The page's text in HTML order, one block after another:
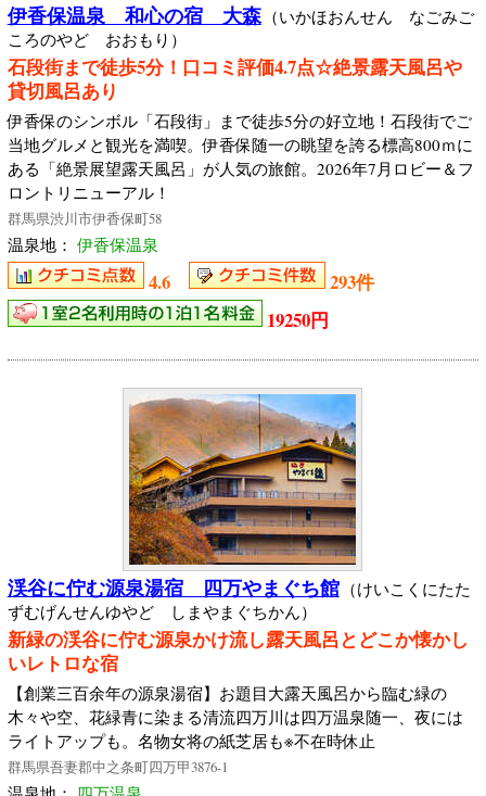
伊香保温泉 和心の宿 大森（いかほおんせん なごみご
ころのやど おおもり）
石段街まで徒歩5分！口コミ評価4.7点☆絶景露天風呂や
貸切風呂あり
伊香保のシンボル「石段街」まで徒歩5分の好立地！石段街でご
当地グルメと観光を満喫。伊香保随一の眺望を誇る標高800ｍに
ある「絶景展望露天風呂」が人気の旅館。2026年7月ロビー＆フ
ロントリニューアル！
群馬県渋川市伊香保町58
温泉地： 伊香保温泉
4.6
293件
19250円
渓谷に佇む源泉湯宿 四万やまぐち館 （けいこくにたた
ずむげんせんゆやど しまやまぐちかん）
新緑の渓谷に佇む源泉かけ流し露天風呂とどこか懐かし
いレトロな宿
【創業三百余年の源泉湯宿】お題目大露天風呂から臨む緑の
木々や空、花緑青に染まる清流四万川は四万温泉随一、夜には
ライトアップも。名物女将の紙芝居も※不在時休止
群馬県吾妻郡中之条町四万甲3876-1